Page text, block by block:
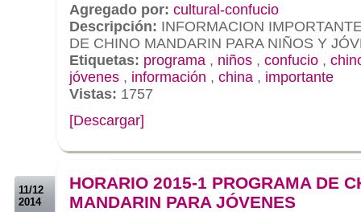
Agregado por: cultural-confucio
Descripción: INFORMACION
DE CHINO MANDARIN PARA NIÑOS Y
Etiquetas: programa , niños , confucio ,
jóvenes , información , china , importante
Vistas: 1757
[Descargar]
11/12
2014
HORARIO 2015-1 PROGRAMA DE
MANDARIN PARA JÓVENES